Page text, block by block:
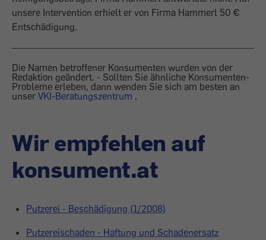
unsere Intervention erhielt er von Firma Hammerl 50 €
Entschädigung.
Die Namen betroffener Konsumenten wurden von der
Redaktion geändert. - Sollten Sie ähnliche Konsumenten-
Probleme erleben, dann wenden Sie sich am besten an
unser VKI-Beratungszentrum .
Wir empfehlen auf
konsument.at
Putzerei - Beschädigung (1/2008)
Putzereischaden - Haftung und Schadenersatz